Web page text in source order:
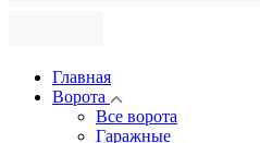
Главная
Ворота
Все ворота
Гаражные